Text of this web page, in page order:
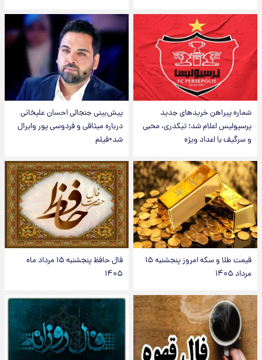
شماره پیراهن خریدهای جدید
پرسپولیس اعلام شد؛ تیکدری، محبی
و سرگیف با اعداد ویژه
پیش‌بینی جنجالی احسان علیخانی
درباره میثاقی و فردوسی پور وایرال
شد+فیلم
قیمت طلا و سکه امروز پنجشنبه ۱۵
مرداد ۱۴۰۵
فال حافظ پنجشنبه ۱۵ مرداد ماه
۱۴۰۵